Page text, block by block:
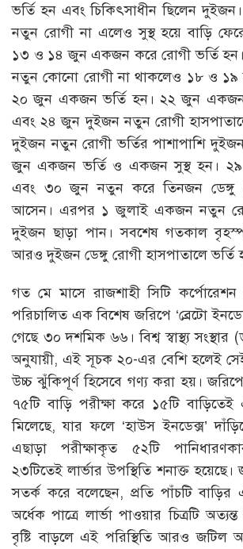
ভর্তি হন এবং চিকিৎসাধীন ছিলেন
নতুন রোগী না এলেও সুস্থ হয়ে বাড়ি
১৩ ও ১৪ জুন একজন করে রোগী ভর্তি
নতুন কোনো রোগী না থাকলেও ১৮ ও ১৯
২০ জুন একজন ভর্তি হন। ২২ জুন
এবং ২৪ জুন দুইজন নতুন রোগী
দুইজন নতুন রোগী ভর্তির পাশাপাশি
জুন একজন ভর্তি ও একজন সুস্থ হন।
এবং ৩০ জুন নতুন করে তিনজন ডেঙ্গু
আসেন। এরপর ১ জুলাই একজন নতুন
দুইজন ছাড়া পান। সবশেষ গতকাল
আরও দুইজন ডেঙ্গু রোগী হাসপাতালে ভর্তি
গত মে মাসে রাজশাহী সিটি
পরিচালিত এক বিশেষ জরিপে ‘ব্রেটো
গেছে ৩০ দশমিক ৬৬। বিশ্ব স্বাস্থ্য
অনুযায়ী, এই সূচক ২০-এর বেশি হলেই
উচ্চ ঝুঁকিপূর্ণ হিসেবে গণ্য করা হয়।
৭৫টি বাড়ি পরীক্ষা করে ১৫টি বাড়িতেই
মিলেছে, যার ফলে ‘হাউস ইনডেক্স’
এছাড়া পরীক্ষাকৃত ৫২টি
২৩টিতেই লার্ভার উপস্থিতি শনাক্ত হয়েছে।
সতর্ক করে বলেছেন, প্রতি পাঁচটি বাড়ির
অর্ধেক পাত্রে লার্ভা পাওয়ার চিত্রটি
বৃষ্টি বাড়লে এই পরিস্থিতি আরও জটিল